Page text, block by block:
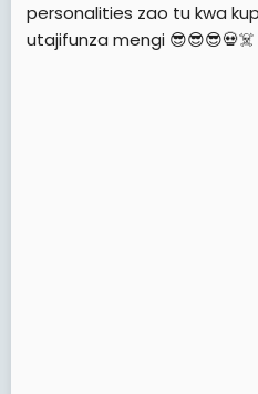
personalities zao tu kwa
utajifunza mengi 😎😎😎💀☠️